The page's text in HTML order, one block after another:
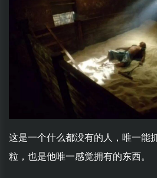
这是一个什么都没有的人，唯一能
粒，也是他唯一感觉拥有的东西。